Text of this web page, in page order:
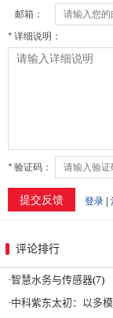
评论排行
·智慧水务与传感器(7)
·中科紫东太初：以多